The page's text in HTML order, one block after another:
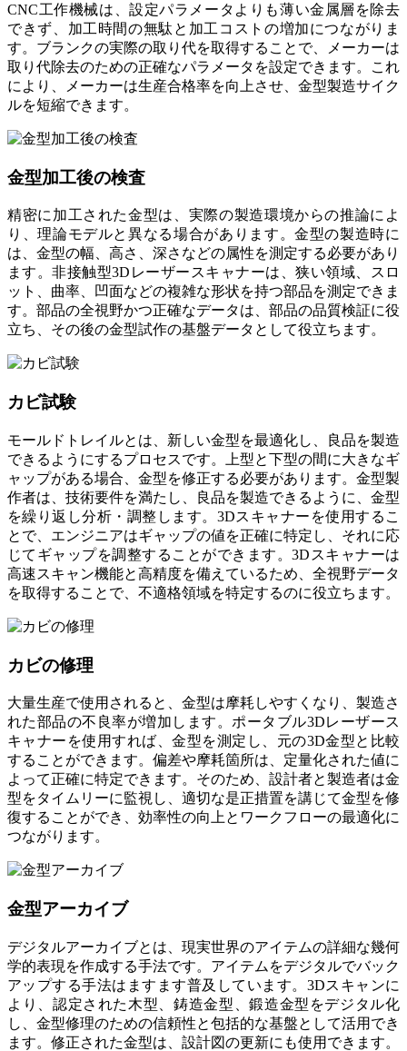
CNC工作機械は、設定パラメータよりも薄い金属層を除去
できず、加工時間の無駄と加工コストの増加につながりま
す。ブランクの実際の取り代を取得することで、メーカーは
取り代除去のための正確なパラメータを設定できます。これ
により、メーカーは生産合格率を向上させ、金型製造サイク
ルを短縮できます。
金型加工後の検査
精密に加工された金型は、実際の製造環境からの推論によ
り、理論モデルと異なる場合があります。金型の製造時に
は、金型の幅、高さ、深さなどの属性を測定する必要があり
ます。非接触型3Dレーザースキャナーは、狭い領域、スロ
ット、曲率、凹面などの複雑な形状を持つ部品を測定できま
す。部品の全視野かつ正確なデータは、部品の品質検証に役
立ち、その後の金型試作の基盤データとして役立ちます。
カビ試験
モールドトレイルとは、新しい金型を最適化し、良品を製造
できるようにするプロセスです。上型と下型の間に大きなギ
ャップがある場合、金型を修正する必要があります。金型製
作者は、技術要件を満たし、良品を製造できるように、金型
を繰り返し分析・調整します。3Dスキャナーを使用するこ
とで、エンジニアはギャップの値を正確に特定し、それに応
じてギャップを調整することができます。3Dスキャナーは
高速スキャン機能と高精度を備えているため、全視野データ
を取得することで、不適格領域を特定するのに役立ちます。
カビの修理
大量生産で使用されると、金型は摩耗しやすくなり、製造さ
れた部品の不良率が増加します。ポータブル3Dレーザース
キャナーを使用すれば、金型を測定し、元の3D金型と比較
することができます。偏差や摩耗箇所は、定量化された値に
よって正確に特定できます。そのため、設計者と製造者は金
型をタイムリーに監視し、適切な是正措置を講じて金型を修
復することができ、効率性の向上とワークフローの最適化に
つながります。
金型アーカイブ
デジタルアーカイブとは、現実世界のアイテムの詳細な幾何
学的表現を作成する手法です。アイテムをデジタルでバック
アップする手法はますます普及しています。3Dスキャンに
より、認定された木型、鋳造金型、鍛造金型をデジタル化
し、金型修理のための信頼性と包括的な基盤として活用でき
ます。修正された金型は、設計図の更新にも使用できます。